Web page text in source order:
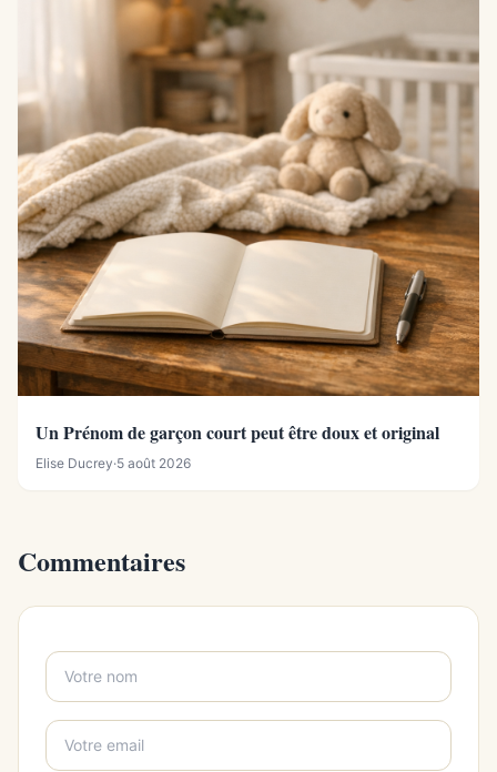
Un Prénom de garçon court peut être doux et original
Elise Ducrey·5 août 2026
Commentaires